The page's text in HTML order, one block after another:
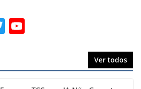
T
er T
Ver todos